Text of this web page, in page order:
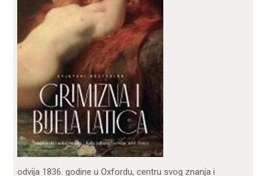
odvija 1836. godine u Oxfordu, centru svog znanja i